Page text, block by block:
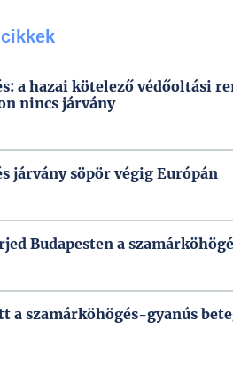
a hazai kötelező védőoltási
nincs járvány
járvány söpör végig Európán
Budapesten a
a szamárköhögés-gyanús